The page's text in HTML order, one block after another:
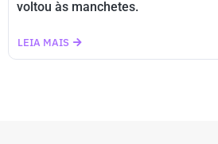
voltou às manchetes.
LEIA MAIS